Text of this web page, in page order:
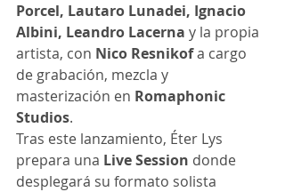
Porcel, Lautaro Lunadei, Ignacio
Albini, Leandro Lacerna y la propia
artista, con Nico Resnikof a cargo
de grabación, mezcla y
masterización en Romaphonic
Studios.
Tras este lanzamiento, Éter Lys
prepara una Live Session donde
desplegará su formato solista